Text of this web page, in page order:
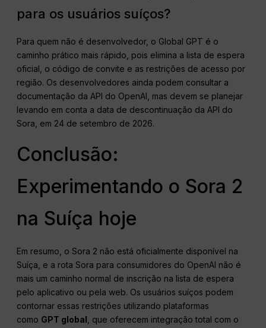
para os usuários suíços?
Para quem não é desenvolvedor, o Global GPT é o
caminho prático mais rápido, pois elimina a lista de espera
oficial, o código de convite e as restrições de acesso por
região. Os desenvolvedores ainda podem consultar a
documentação da API do OpenAI, mas devem se planejar
levando em conta a data de descontinuação da API do
Sora, em 24 de setembro de 2026.
Conclusão:
Experimentando o Sora 2
na Suíça hoje
Em resumo, o Sora 2 não está oficialmente disponível na
Suíça, e a rota Sora para consumidores do OpenAI não é
mais um caminho normal de inscrição na lista de espera
pelo aplicativo ou pela web. Os usuários suíços podem
contornar essas restrições utilizando plataformas
como GPT global , que oferecem integração total com o